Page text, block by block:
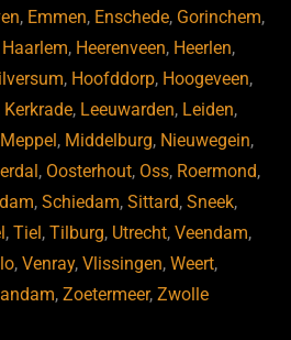
, Emmen, Enschede, Gorinchem,
Haarlem, Heerenveen, Heerlen,
, Hoofddorp, Hoogeveen,
Kerkrade, Leeuwarden, Leiden,
Meppel, Middelburg, Nieuwegein,
, Oosterhout, Oss, Roermond,
, Schiedam, Sittard, Sneek,
,Tiel,Tilburg, Utrecht,Veendam,
,Venray,Vlissingen,Weert,
,Zoetermeer,Zwolle